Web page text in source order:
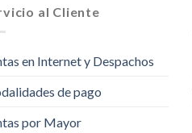
al Cliente
en Internet y Despachos
de pago
por Mayor